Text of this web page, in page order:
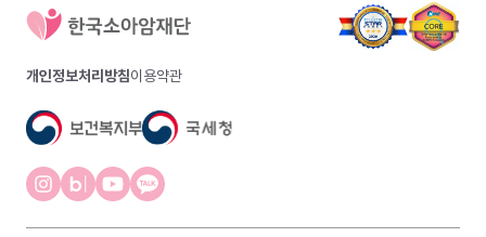
개인정보처리방침이용약관